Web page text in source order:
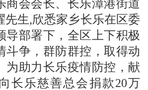
商会会长、长乐漳港街道
先生,欣悉家乡长乐在区委
导部署下，全区上下积极
斗争，群防群控，取得动
为助力长乐疫情防控，献
长乐慈善总会捐款20万